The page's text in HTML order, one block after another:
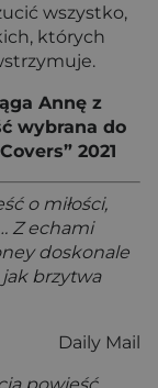
wszystko,
których
Annę z
wybrana do
2021
o miłości,
Z echami
doskonale
brzytwa
Daily Mail
powieść